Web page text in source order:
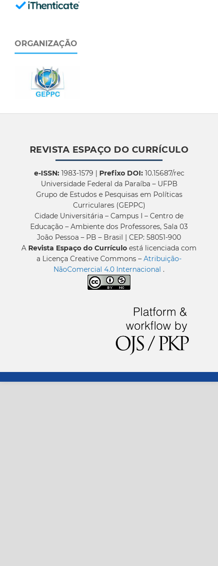
ORGANIZAÇÃO
REVISTA ESPAÇO DO CURRÍCULO
e-ISSN:1983-1579 | Prefixo DOI:10.15687/rec
Universidade Federal da Paraíba – UFPB
Grupo de Estudos e Pesquisas em Políticas
Curriculares (GEPPC)
Cidade Universitária – Campus I – Centro de
Educação – Ambiente dos Professores, Sala 03
João Pessoa – PB – Brasil | CEP: 58051-900
A Revista Espaço do Currículo está licenciada com
a Licença Creative Commons – Atribuição-
NãoComercial 4.0 Internacional .